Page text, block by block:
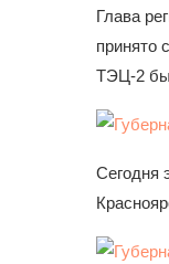
Глава
принято
ТЭЦ-2
Сегодня